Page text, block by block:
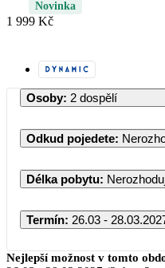
Novinka
1 999 Kč
Osoby: 2 dospělí
Odkud pojedete:
Délka pobytu:
Termín: 26.03 -
Nejlepší možnost v tomto